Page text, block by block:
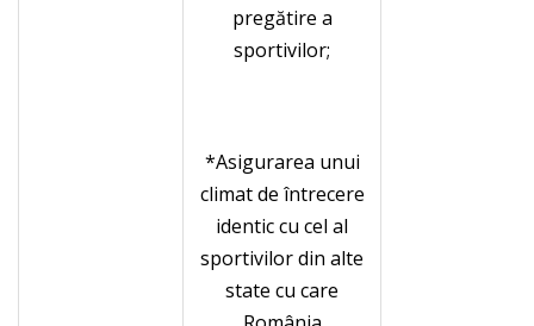
pregătire a
sportivilor;
*Asigurarea unui
climat de întrecere
identic cu cel al
sportivilor din alte
state cu care